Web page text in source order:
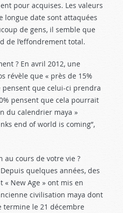
pour acquises. Les valeurs
longue date sont attaquées
de gens, il semble que
de l’effondrement total.
? En avril 2012, une
révèle que « près de 15%
pensent que celui-ci prendra
pensent que cela pourrait
du calendrier maya »
end of world is coming”,
au cours de votre vie ?
quelques années, des
New Age » ont mis en
civilisation maya dont
termine le 21 décembre